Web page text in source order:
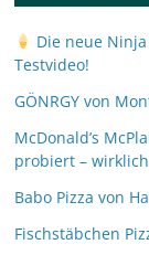
Die neue
Testvideo!
GÖNRGY von
McDonald’s
probiert –
Babo Pizza von
Fischstäbchen